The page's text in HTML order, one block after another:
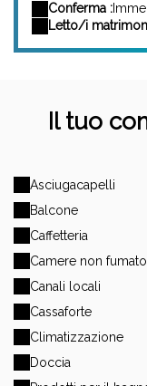
Conferma :
Letto/i
Il tuo
Asciugacapelli
Balcone
Caffetteria
Camere non
Canali locali
Cassaforte
Climatizzazione
Doccia